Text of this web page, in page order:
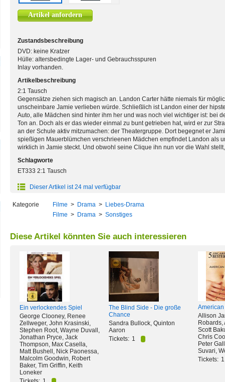
Artikel anfordern
Zustandsbeschreibung
DVD: keine Kratzer
Hülle: altersbedingte Lager- und Gebrauchsspuren
Inlay vorhanden.
Artikelbeschreibung
2:1 Tausch
Gegensätze ziehen sich magisch an. Landon Carter hätte niemals für
unscheinbare Jamie verlieben würde. Schließlich ist Landon einer der
Auto, alle Mädchen sind hinter ihm her und was noch viel wichtiger ist: bei
Ton an. Doch als er das wieder einmal zu bunt getrieben hat, wird er zur
an der Schule aktiv mitzumachen: der Theatergruppe. Dort begegnet er
spießigen Mauerblümchen verschrieenen Mädchen empfindet Landon als
wirklich in Jamie steckt. Und obwohl seine Clique ihn nun vor die Wahl
Schlagworte
ET333 2:1 Tausch
Dieser Artikel ist 24 mal verfügbar
Kategorie Filme > Drama > Liebes-Drama
Filme > Drama > Sonstiges
Diese Artikel könnten Sie auch interessieren
Ein verlockendes Spiel
George Clooney, Renee
Zellweger, John Krasinski,
Stephen Root, Wayne Duvall,
Jonathan Pryce, Jack
Thompson, Max Casella,
Matt Bushell, Nick Paonessa,
Malcolm Goodwin, Robert
Baker, Tim Griffin, Keith
Loneker
The Blind Side - Die große
Chance
Sandra Bullock, Quinton
Aaron
Tickets: 1
Allison
Robards,
Scott
Chris
Peter
Suvari,
Tickets: 1